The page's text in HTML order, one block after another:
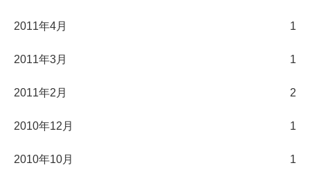
2011年4月 1
2011年3月 1
2011年2月 2
2010年12月 1
2010年10月 1